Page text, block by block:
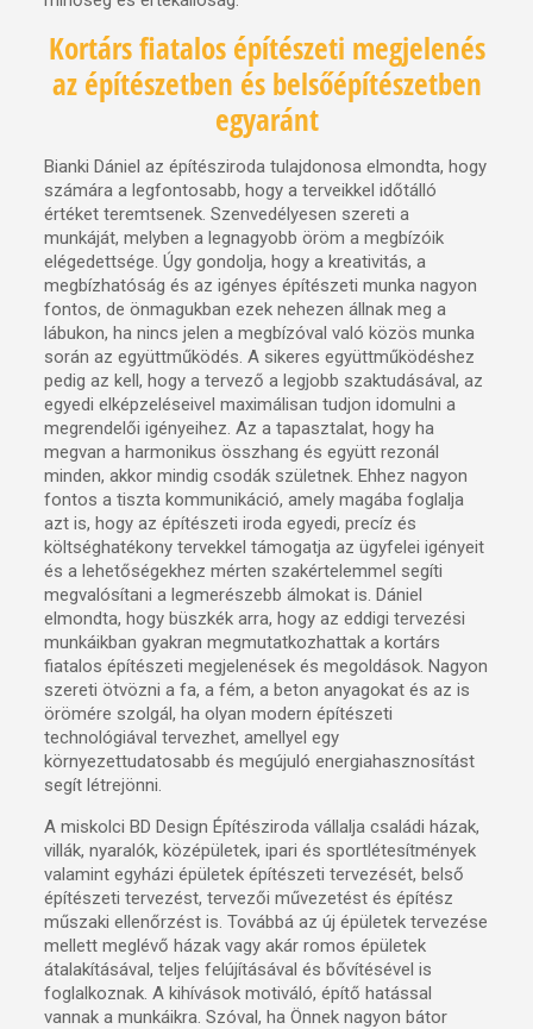
Kortárs fiatalos építészeti megjelenés
az építészetben és belsőépítészetben
egyaránt
Bianki Dániel az építésziroda tulajdonosa elmondta, hogy
számára a legfontosabb, hogy a terveikkel időtálló
értéket teremtsenek. Szenvedélyesen szereti a
munkáját, melyben a legnagyobb öröm a megbízóik
elégedettsége. Úgy gondolja, hogy a kreativitás, a
megbízhatóság és az igényes építészeti munka nagyon
fontos, de önmagukban ezek nehezen állnak meg a
lábukon, ha nincs jelen a megbízóval való közös munka
során az együttműködés. A sikeres együttműködéshez
pedig az kell, hogy a tervező a legjobb szaktudásával, az
egyedi elképzeléseivel maximálisan tudjon idomulni a
megrendelői igényeihez. Az a tapasztalat, hogy ha
megvan a harmonikus összhang és együtt rezonál
minden, akkor mindig csodák születnek. Ehhez nagyon
fontos a tiszta kommunikáció, amely magába foglalja
azt is, hogy az építészeti iroda egyedi, precíz és
költséghatékony tervekkel támogatja az ügyfelei igényeit
és a lehetőségekhez mérten szakértelemmel segíti
megvalósítani a legmerészebb álmokat is. Dániel
elmondta, hogy büszkék arra, hogy az eddigi tervezési
munkáikban gyakran megmutatkozhattak a kortárs
fiatalos építészeti megjelenések és megoldások. Nagyon
szereti ötvözni a fa, a fém, a beton anyagokat és az is
örömére szolgál, ha olyan modern építészeti
technológiával tervezhet, amellyel egy
környezettudatosabb és megújuló energiahasznosítást
segít létrejönni.
A miskolci BD Design Építésziroda vállalja családi házak,
villák, nyaralók, középületek, ipari és sportlétesítmények
valamint egyházi épületek építészeti tervezését, belső
építészeti tervezést, tervezői művezetést és építész
műszaki ellenőrzést is. Továbbá az új épületek tervezése
mellett meglévő házak vagy akár romos épületek
átalakításával, teljes felújításával és bővítésével is
foglalkoznak. A kihívások motiváló, építő hatással
vannak a munkáikra. Szóval, ha Önnek nagyon bátor